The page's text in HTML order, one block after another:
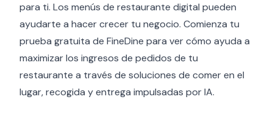
para ti. Los menús de restaurante digital pueden
ayudarte a hacer crecer tu negocio. Comienza tu
prueba gratuita de FineDine para ver cómo ayuda a
maximizar los ingresos de pedidos de tu
restaurante a través de soluciones de comer en el
lugar, recogida y entrega impulsadas por IA.